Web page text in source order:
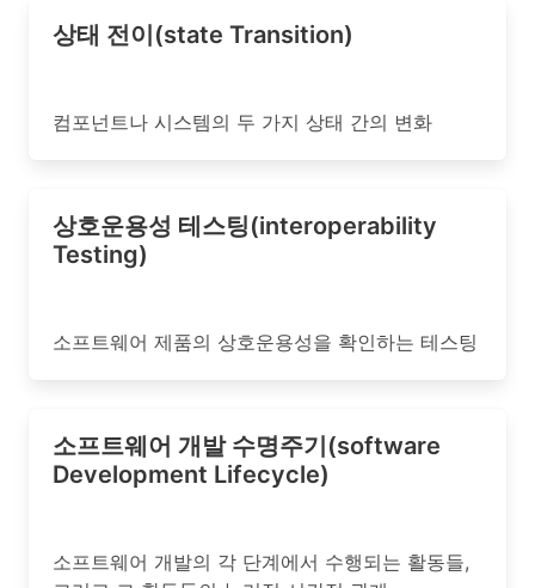
상태 전이(state Transition)
컴포넌트나 시스템의 두 가지 상태 간의 변화
상호운용성 테스팅(interoperability
Testing)
소프트웨어 제품의 상호운용성을 확인하는 테스팅
소프트웨어 개발 수명주기(software
Development Lifecycle)
소프트웨어 개발의 각 단계에서 수행되는 활동들,